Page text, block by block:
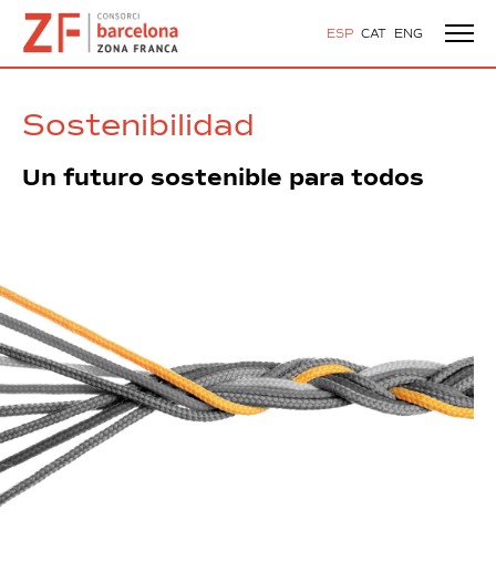
ESP CAT ENG
Sostenibilidad
Un futuro sostenible para todos